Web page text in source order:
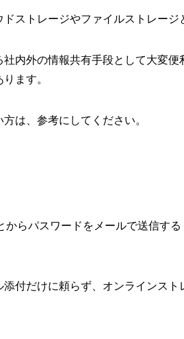
ストレージやファイルストレージ
内外の情報共有手段として大変便
ます。
は、参考にしてください。
らパスワードをメールで送信する
付だけに頼らず、オンラインス